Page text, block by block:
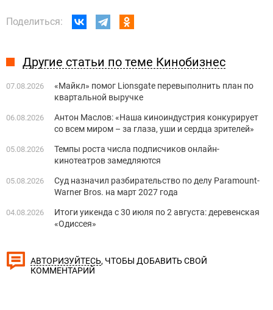
Поделиться:
Другие статьи по теме Кинобизнес
07.08.2026
«Майкл» помог Lionsgate перевыполнить план по
квартальной выручке
06.08.2026
Антон Маслов: «Наша киноиндустрия конкурирует
со всем миром – за глаза, уши и сердца зрителей»
05.08.2026
Темпы роста числа подписчиков онлайн-
кинотеатров замедляются
05.08.2026
Суд назначил разбирательство по делу Paramount-
Warner Bros. на март 2027 года
04.08.2026
Итоги уикенда с 30 июля по 2 августа: деревенская
«Одиссея»
АВТОРИЗУЙТЕСЬ, ЧТОБЫ ДОБАВИТЬ СВОЙ
КОММЕНТАРИЙ